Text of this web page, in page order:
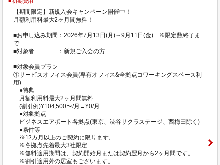
【期間限定】新規入会キャンペーン開催中！
月額利用料最大2ヶ月間無料！
■お申し込み期間：2026年7月13日(月)～9月11日(金) ※限定数終了ま
で
■対象者 ：新規ご入会の方
■対象会員プラン
①サービスオフィス会員(専有オフィス&全拠点コワーキングスペース利
用)
●特典
月額利用料最大2ヶ月間無料
(割引例)¥104,500〜/月→¥0/月
●対象拠点
ビジネスエアポート各拠点(東京、渋谷サクラステージ、西梅田除く)
●条件等
※12カ月以上のご契約に限ります。
※各拠点先着最大3社限定
※無料適用期間は、契約開始月または契約翌月から2ヶ月間です。
※割引適用外の居室もございます。